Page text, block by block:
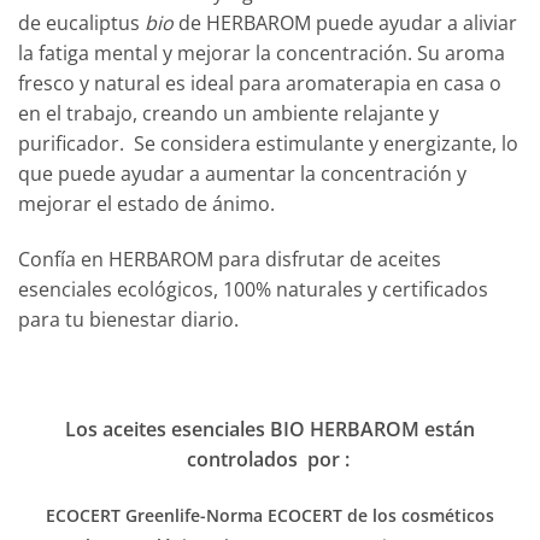
de eucaliptus bio de HERBAROM puede ayudar a aliviar
la fatiga mental y mejorar la concentración. Su aroma
fresco y natural es ideal para aromaterapia en casa o
en el trabajo, creando un ambiente relajante y
purificador. Se considera estimulante y energizante, lo
que puede ayudar a aumentar la concentración y
mejorar el estado de ánimo.
Confía en HERBAROM para disfrutar de aceites
esenciales ecológicos, 100% naturales y certificados
para tu bienestar diario.
Los aceites esenciales BIO HERBAROM están
controlados por :
ECOCERT Greenlife-Norma ECOCERT de los cosméticos